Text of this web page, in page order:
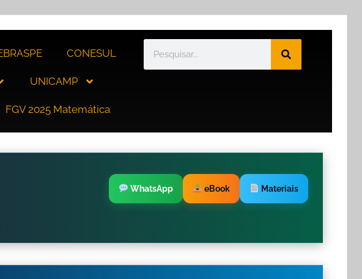
CONESUL
UNICAMP
FGV 2025 Matemática
WhatsApp eBook Materiais